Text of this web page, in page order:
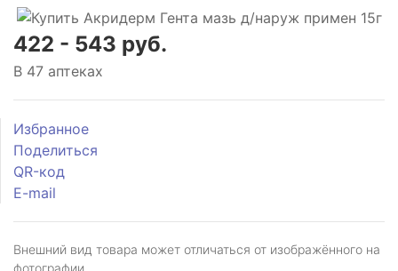
422 - 543 руб.
В 47 аптеках
Избранное
Поделиться
QR-код
E-mail
Внешний вид товара может отличаться от изображённого на
фотографии